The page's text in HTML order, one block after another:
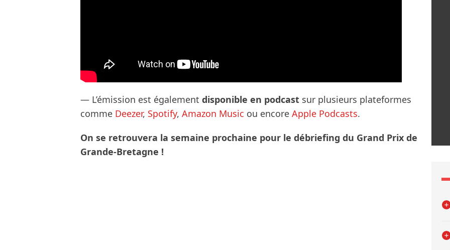
— L’émission est également disponible en podcast sur plusieurs plateformes
comme Deezer, Spotify, Amazon Music ou encore Apple Podcasts.
On se retrouvera la semaine prochaine pour le débriefing du Grand Prix de
Grande-Bretagne !